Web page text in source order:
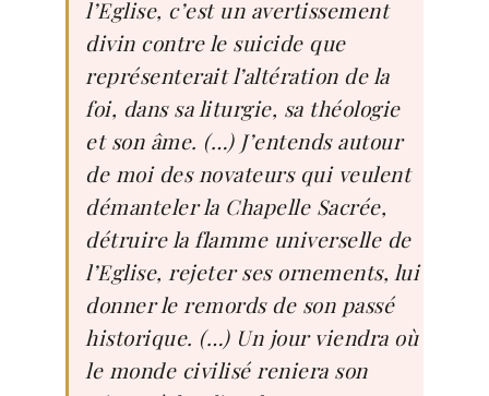
l’Eglise, c’est un avertissement
divin contre le suicide que
représenterait l’altération de la
foi, dans sa liturgie, sa théologie
et son âme. (…) J’entends autour
de moi des novateurs qui veulent
démanteler la Chapelle Sacrée,
détruire la flamme universelle de
l’Eglise, rejeter ses ornements, lui
donner le remords de son passé
historique. (…) Un jour viendra où
le monde civilisé reniera son